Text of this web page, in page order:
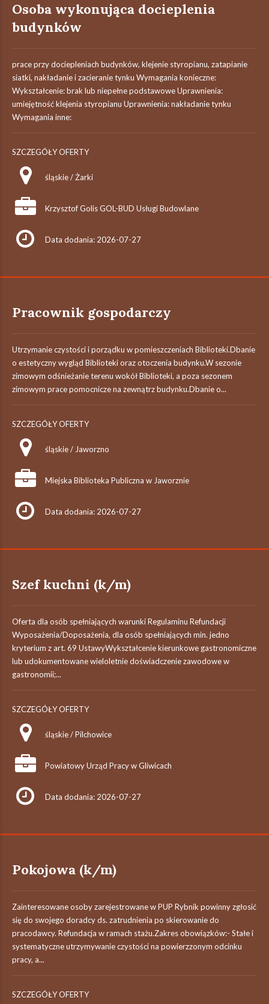
Osoba wykonująca docieplenia
budynków
prace przy dociepleniach budynków, klejenie styropianu, zatapianie
siatki, nakładanie i zacieranie tynku Wymagania konieczne:
Wykształcenie: brak lub niepełne podstawowe Uprawnienia:
umiejętność klejenia styropianu Uprawnienia: nakładanie tynku
Wymagania inne:
SZCZEGÓŁY OFERTY
śląskie / Żarki
Krzysztof Golis GOL-BUD Usługi Budowlane
Data dodania: 2026-07-27
Pracownik gospodarczy
Utrzymanie czystości i porządku w pomieszczeniach Biblioteki.Dbanie
o estetyczny wygląd Biblioteki oraz otoczenia budynku.W sezonie
zimowym odśnieżanie terenu wokół Biblioteki, a poza sezonem
zimowym prace pomocnicze na zewnątrz budynku.Dbanie o...
SZCZEGÓŁY OFERTY
śląskie / Jaworzno
Miejska Biblioteka Publiczna w Jaworznie
Data dodania: 2026-07-27
Szef kuchni (k/m)
Oferta dla osób spełniających warunki Regulaminu Refundacji
Wyposażenia/Doposażenia, dla osób spełniających min. jedno
kryterium z art. 69 UstawyWykształcenie kierunkowe gastronomiczne
lub udokumentowane wieloletnie doświadczenie zawodowe w
gastronomii;...
SZCZEGÓŁY OFERTY
śląskie / Pilchowice
Powiatowy Urząd Pracy w Gliwicach
Data dodania: 2026-07-27
Pokojowa (k/m)
Zainteresowane osoby zarejestrowane w PUP Rybnik powinny zgłosić
się do swojego doradcy ds. zatrudnienia po skierowanie do
pracodawcy. Refundacja w ramach stażu.Zakres obowiązków:- Stałe i
systematyczne utrzymywanie czystości na powierzzonym odcinku
pracy, a...
SZCZEGÓŁY OFERTY